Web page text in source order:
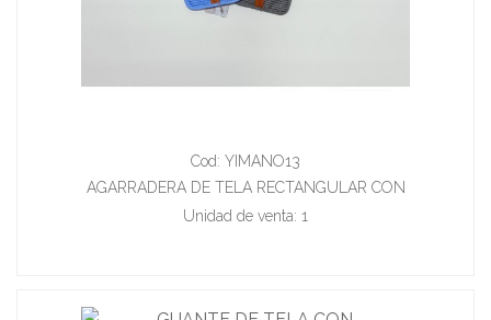
Cod: YIMANO13
AGARRADERA DE TELA RECTANGULAR CON
ANTIDESLIZANTE 18*25 CM
Unidad de venta: 1